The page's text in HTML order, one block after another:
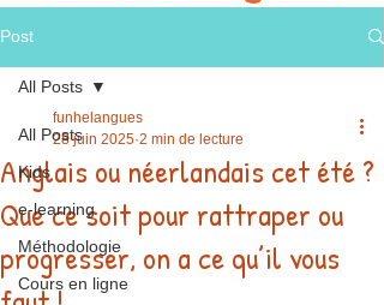
Post
All Posts
Kids
e-learning
Méthodologie
Cours en ligne
All Posts
Anglais ou néerlandais cet été ?
Que ce soit pour rattraper ou
progresser, on a ce qu’il vous
funhelangues
28 juin 2025 2 min de lecture